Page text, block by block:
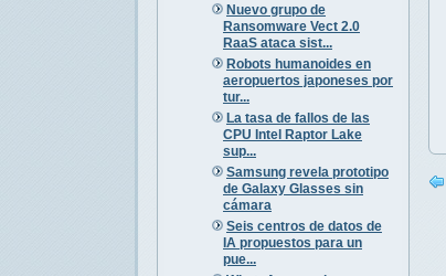
Nuevo grupo de
Ransomware Vect 2.0
RaaS ataca sist...
Robots humanoides en
aeropuertos japoneses por
tur...
La tasa de fallos de las
CPU Intel Raptor Lake
sup...
Samsung revela prototipo
de Galaxy Glasses sin
cámara
Seis centros de datos de
IA propuestos para un
pue...